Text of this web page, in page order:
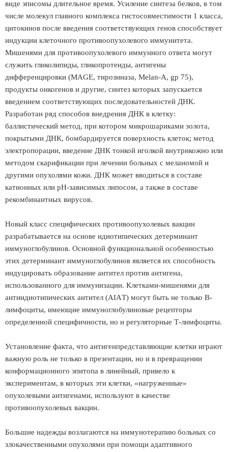
виде эписомы длительное время. Усиление синтеза белков, в том
числе молекул главного комплекса гистосовместимости 1 класса,
цитокинов после введения соответствующих генов способствует
индукции клеточного противоопухолевого иммунитета.
Мишенями для противоопухолевого иммунного ответа могут
служить гликолипиды, гликопротеиды, антигены
дифференцировки (MAGE, тирозиназа, Melan-A, gp 75),
продукты онкогенов и другие, синтез которых запускается
введением соответствующих последовательностей ДНК.
Разработан ряд способов внедрения ДНК в клетку:
баллистический метод, при котором микрошариками золота,
покрытыми ДНК, бомбардируется поверхность клеток; метод
электропорации, введение ДНК тонкой иголкой внутрикожно или
методом скарификации при лечении больных с меланомой и
другими опухолями кожи. ДНК может вводиться в составе
катионных или pH-зависимых липосом, а также в составе
рекомбинантных вирусов.
Новый класс специфических противоопухолевых вакцин
разрабатывается на основе идиотипических детерминант
иммуноглобулинов. Основной функциональной особенностью
этих детерминант иммуноглобулинов является их способность
индуцировать образование антител против антигена,
использованного для иммунизации. Клетками-мишенями для
антиидиотипических антител (АIАT) могут быть не только В-
лимфоциты, имеющие иммуноглобулиновые рецепторы
определенной специфичности, но и регуляторные Т-лимфоциты.
Установление факта, что антигенпредставляющие клетки играют
важную роль не только в презентации, но и в превращении
конформационного эпитопа в линейный, привело к
экспериментам, в которых эти клетки, «нагруженные»
опухолевыми антигенами, используют в качестве
противоопухолевых вакцин.
Большие надежды возлагаются на иммунотерапию больных со
злокачественными опухолями при помощи адаптивного